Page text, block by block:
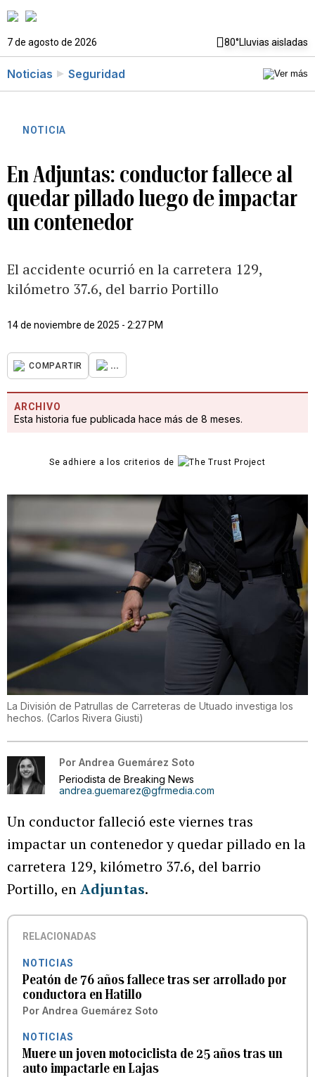
7 de agosto de 2026 80°Lluvias aisladas
Noticias Seguridad
NOTICIA
En Adjuntas: conductor fallece al
quedar pillado luego de impactar
un contenedor
El accidente ocurrió en la carretera 129,
kilómetro 37.6, del barrio Portillo
14 de noviembre de 2025 - 2:27 PM
COMPARTIR ...
ARCHIVO
Esta historia fue publicada hace más de 8 meses.
Se adhiere a los criterios de
La División de Patrullas de Carreteras de Utuado investiga los
hechos. (Carlos Rivera Giusti)
Por Andrea Guemárez Soto
Periodista de Breaking News
andrea.guemarez@gfrmedia.com
Un conductor falleció este viernes tras
impactar un contenedor y quedar pillado en la
carretera 129, kilómetro 37.6, del barrio
Portillo, enAdjuntas.
RELACIONADAS
NOTICIAS
Peatón de 76 años fallece tras ser arrollado por
conductora en Hatillo
Por Andrea Guemárez Soto
NOTICIAS
Muere un joven motociclista de 25 años tras un
auto impactarle en Lajas